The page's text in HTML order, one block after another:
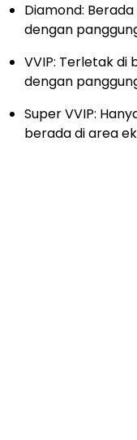
Diamond:
dengan
VVIP: Terletak di
dengan
Super VVIP:
berada di area